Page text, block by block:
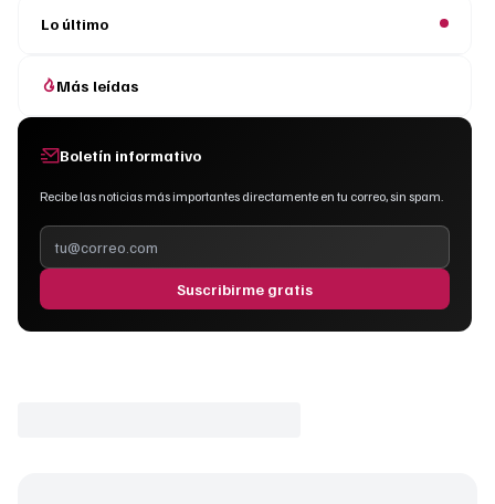
Lo último
Más leídas
Boletín informativo
Recibe las noticias más importantes directamente en tu correo, sin spam.
Suscribirme gratis